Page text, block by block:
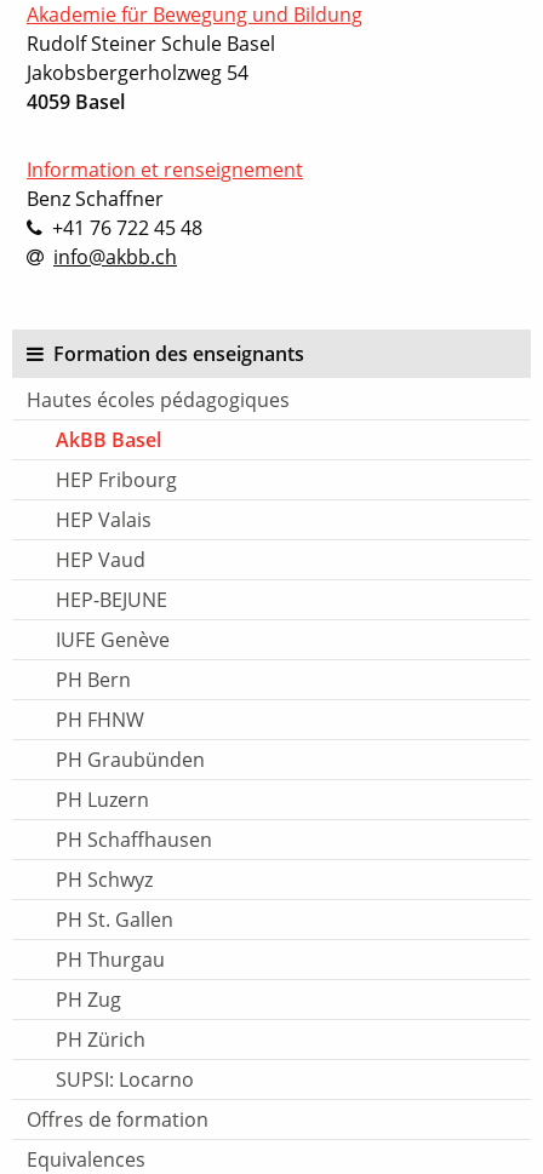
Formation des enseignants
Hautes écoles pédagogiques
AkBB Basel
HEP Fribourg
HEP Valais
HEP Vaud
HEP-BEJUNE
IUFE Genève
PH Bern
PH FHNW
PH Graubünden
PH Luzern
PH Schaffhausen
PH Schwyz
PH St. Gallen
PH Thurgau
PH Zug
PH Zürich
SUPSI: Locarno
Offres de formation
Equivalences
Akademie für Bewegung und Bildung
Rudolf Steiner Schule Basel
Jakobsbergerholzweg 54
4059 Basel
Information et renseignement
Benz Schaffner
+41 76 722 45 48
info@akbb.ch